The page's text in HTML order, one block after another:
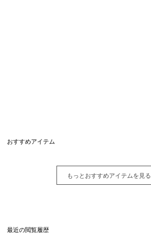
おすすめアイテム
もっとおすすめアイテムを見る
最近の閲覧履歴